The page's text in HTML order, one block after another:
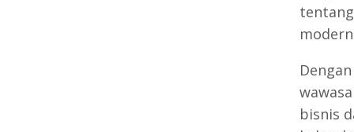
bisnis